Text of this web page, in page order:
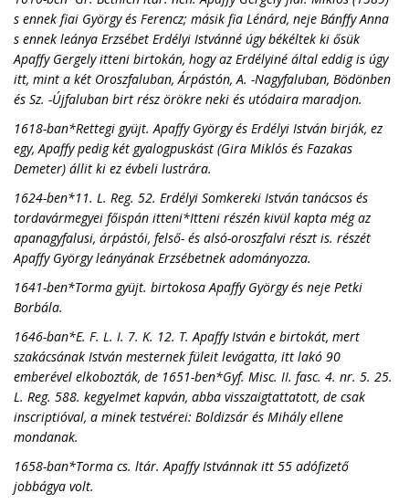
s ennek fiai György és Ferencz; másik fia Lénárd, neje Bánffy Anna
s ennek leánya Erzsébet Erdélyi Istvánné úgy békéltek ki ősük
Apaffy Gergely itteni birtokán, hogy az Erdélyiné által eddig is úgy
itt, mint a két Oroszfaluban, Árpástón, A. -Nagyfaluban, Bödönben
és Sz. -Újfaluban birt rész örökre neki és utódaira maradjon.
1618-ban*Rettegi gyüjt. Apaffy György és Erdélyi István birják, ez
egy, Apaffy pedig két gyalogpuskást (Gira Miklós és Fazakas
Demeter) állit ki ez évbeli lustrára.
1624-ben*11. L. Reg. 52. Erdélyi Somkereki István tanácsos és
tordavármegyei főispán itteni*Itteni részén kivül kapta még az
apanagyfalusi, árpástói, felső- és alsó-oroszfalvi részt is. részét
Apaffy György leányának Erzsébetnek adományozza.
1641-ben*Torma gyüjt. birtokosa Apaffy György és neje Petki
Borbála.
1646-ban*E. F. L. I. 7. K. 12. T. Apaffy István e birtokát, mert
szakácsának István mesternek füleit levágatta, itt lakó 90
emberével elkobozták, de 1651-ben*Gyf. Misc. II. fasc. 4. nr. 5. 25.
L. Reg. 588. kegyelmet kapván, abba visszaigtattatott, de csak
inscriptióval, a minek testvérei: Boldizsár és Mihály ellene
mondanak.
1658-ban*Torma cs. ltár. Apaffy Istvánnak itt 55 adófizető
jobbágya volt.